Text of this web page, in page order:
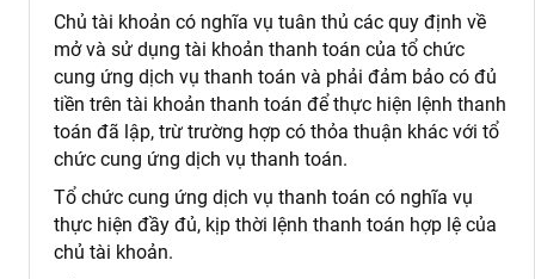
Chủ tài khoản có nghĩa vụ tuân thủ các quy định về
mở và sử dụng tài khoản thanh toán của tổ chức
cung ứng dịch vụ thanh toán và phải đảm bảo có đủ
tiền trên tài khoản thanh toán để thực hiện lệnh thanh
toán đã lập, trừ trường hợp có thỏa thuận khác với tổ
chức cung ứng dịch vụ thanh toán.
Tổ chức cung ứng dịch vụ thanh toán có nghĩa vụ
thực hiện đầy đủ, kịp thời lệnh thanh toán hợp lệ của
chủ tài khoản.